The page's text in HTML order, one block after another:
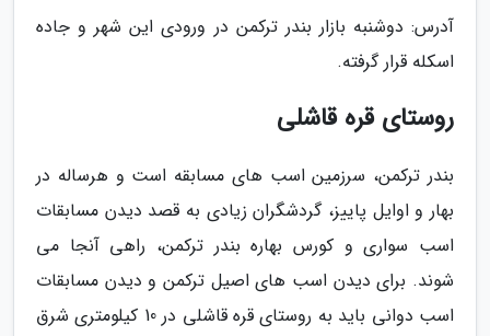
آدرس: دوشنبه بازار بندر ترکمن در ورودی این شهر و جاده
اسکله قرار گرفته.
روستای قره قاشلی
بندر ترکمن، سرزمین اسب های مسابقه است و هرساله در
بهار و اوایل پاییز، گردشگران زیادی به قصد دیدن مسابقات
اسب سواری و کورس بهاره بندر ترکمن، راهی آنجا می
شوند. برای دیدن اسب های اصیل ترکمن و دیدن مسابقات
اسب دوانی باید به روستای قره قاشلی در 10 کیلومتری شرق